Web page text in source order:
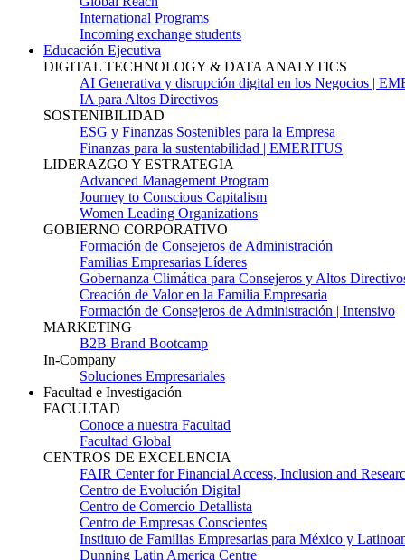
International Programs
Incoming exchange students
Educación Ejecutiva
DIGITAL TECHNOLOGY & DATA ANALYTICS
AI Generativa y disrupción digital en los Negocios |
IA para Altos Directivos
SOSTENIBILIDAD
ESG y Finanzas Sostenibles para la Empresa
Finanzas para la sustentabilidad | EMERITUS
LIDERAZGO Y ESTRATEGIA
Advanced Management Program
Journey to Conscious Capitalism
Women Leading Organizations
GOBIERNO CORPORATIVO
Formación de Consejeros de Administración
Familias Empresarias Líderes
Gobernanza Climática para Consejeros y Altos
Creación de Valor en la Familia Empresaria
Formación de Consejeros de Administración | Intensivo
MARKETING
B2B Brand Bootcamp
In-Company
Soluciones Empresariales
Facultad e Investigación
FACULTAD
Conoce a nuestra Facultad
Facultad Global
CENTROS DE EXCELENCIA
FAIR Center for Financial Access, Inclusion and
Centro de Evolución Digital
Centro de Comercio Detallista
Centro de Empresas Conscientes
Instituto de Familias Empresarias para México y
Dunning Latin America Centre